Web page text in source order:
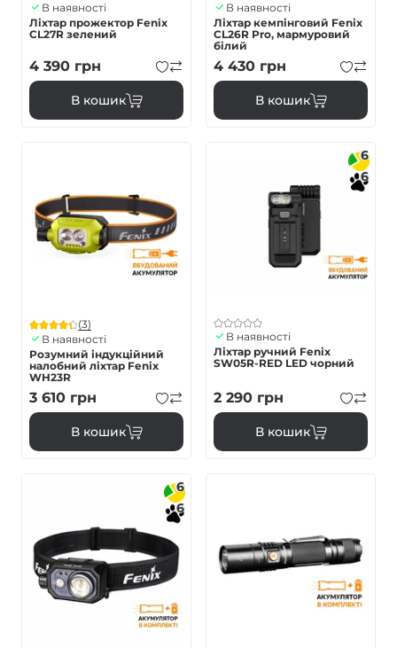
В наявності
Ліхтар прожектор Fenix
CL27R зелений
4 390 грн
В кошик
В наявності
Ліхтар кемпінговий Fenix
CL26R Pro, мармуровий
білий
4 430 грн
В кошик
(3)
В наявності
Розумний індукційний
налобний ліхтар Fenix
WH23R
3 610 грн
В кошик
6
6
В наявності
Ліхтар ручний Fenix
SW05R-RED LED чорний
2 290 грн
В кошик
6
6